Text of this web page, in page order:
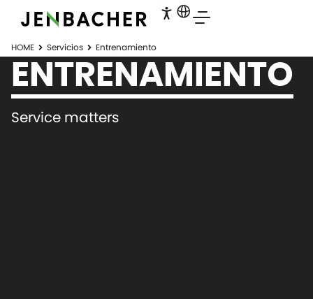
HOME Servicios Entrenamiento
ENTRENAMIENTO
Service matters